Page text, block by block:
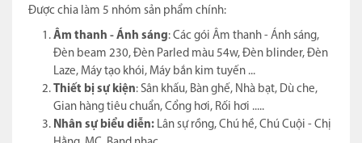
Được chia làm 5 nhóm sản phẩm chính:
Âm thanh - Ánh sáng: Các gói Âm thanh - Ánh sáng,
Đèn beam 230, Đèn Parled màu 54w, Đèn blinder, Đèn
Laze, Máy tạo khói, Máy bắn kim tuyến ...
Thiết bị sự kiện: Sân khấu, Bàn ghế, Nhà bạt, Dù che,
Gian hàng tiêu chuẩn, Cổng hơi, Rối hơi .....
Nhân sự biểu diễn: Lân sự rồng, Chú hề, Chú Cuội - Chị